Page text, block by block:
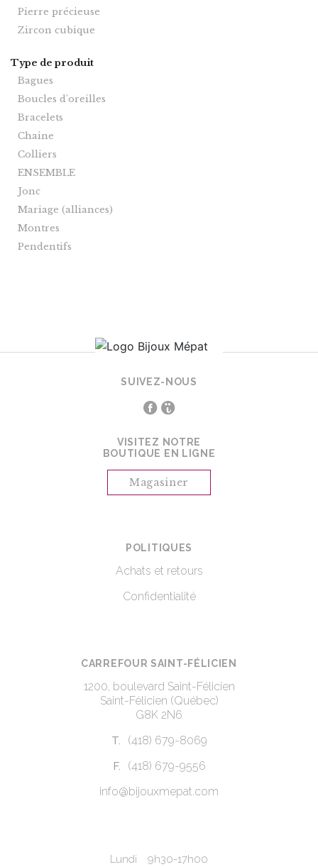
Pierre précieuse
Zircon cubique
Type de produit
Bagues
Boucles d'oreilles
Bracelets
Chaine
Colliers
ENSEMBLE
Jonc
Mariage (alliances)
Montres
Pendentifs
SUIVEZ-NOUS
VISITEZ NOTRE
BOUTIQUE EN LIGNE
Magasiner
POLITIQUES
Achats et retours
Confidentialité
CARREFOUR SAINT-FÉLICIEN
1200, boulevard Saint-Félicien
Saint-Félicien (Québec)
G8K 2N6
T. (418) 679-8069
F.
(418) 679-9556
info@bijouxmepat.com
Lundi 9h30-17h00